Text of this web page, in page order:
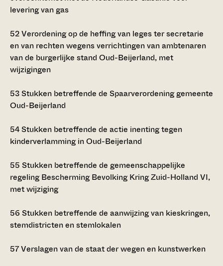
levering van gas
52Verordening op de heffing van leges ter secretarie
en van rechten wegens verrichtingen van ambtenaren
van de burgerlijke stand Oud-Beijerland, met
wijzigingen
53Stukken betreffende de Spaarverordening gemeente
Oud-Beijerland
54Stukken betreffende de actie inenting tegen
kinderverlamming in Oud-Beijerland
55 Stukken betreffende de gemeenschappelijke
regeling Bescherming Bevolking Kring Zuid-Holland VI,
met wijziging
56 Stukken betreffende de aanwijzing van kieskringen,
stemdistricten en stemlokalen
57Verslagen van de staat der wegen en kunstwerken